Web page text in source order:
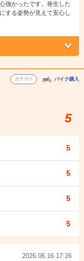
強かったです。発生した
する姿勢が見えて安心し
カテゴリ バイク購入
5
5
5
5
5
2026.06.16 17:26